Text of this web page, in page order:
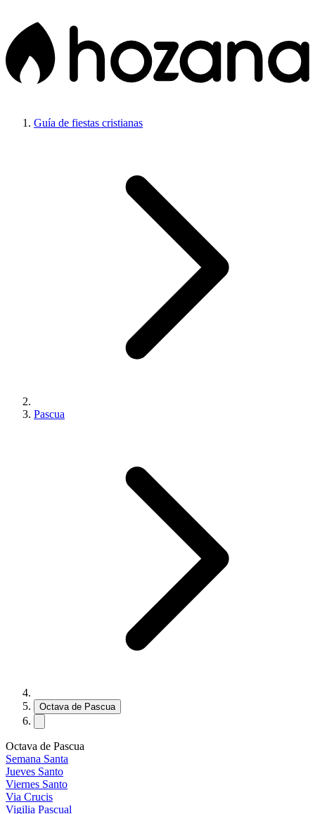
Guía de fiestas cristianas
Pascua
Octava de Pascua
Octava de Pascua
Semana Santa
Jueves Santo
Viernes Santo
Via Crucis
Vigilia Pascual